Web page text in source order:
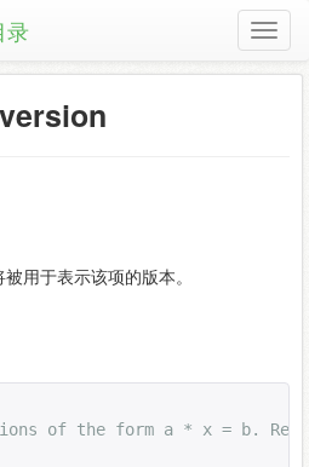
录
用于表示该项的版本。
of the form a * x = b.